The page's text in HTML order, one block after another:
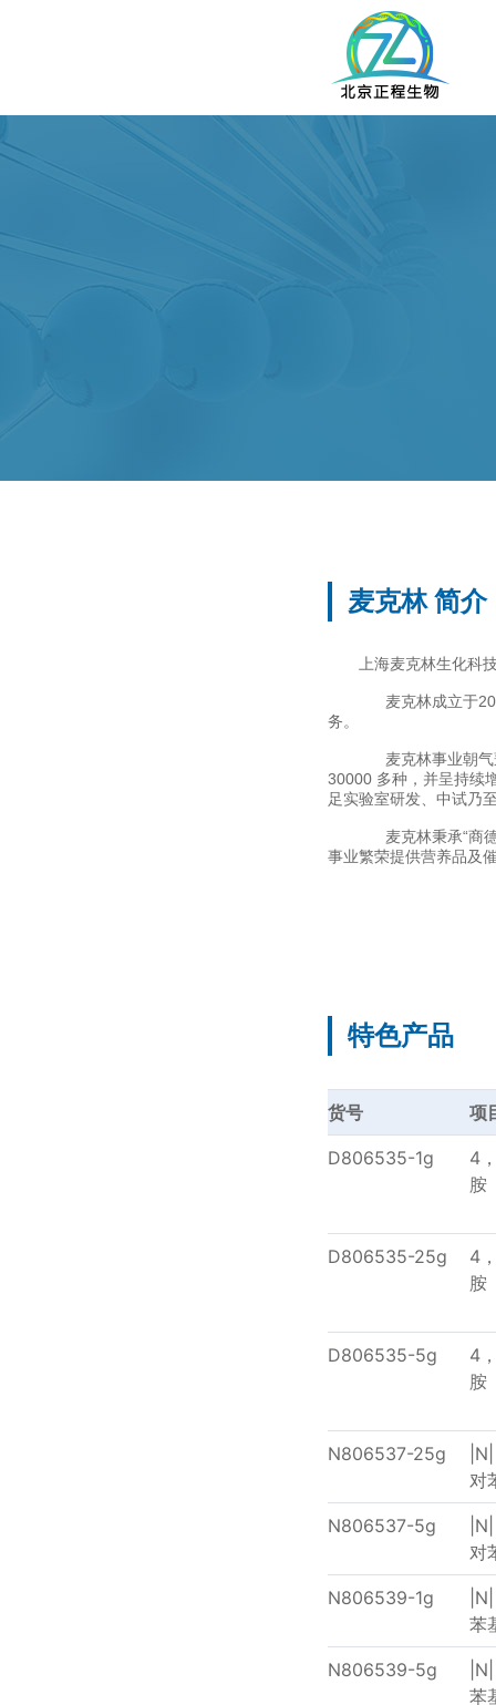
麦克林 简介
上海麦克林生化科
麦克林成立于
务。
麦克林事业朝气
30000 多种，并呈持续
足实验室研发、中试乃
麦克林秉承“商德
事业繁荣提供营养品及
特色产品
货号 项
D806535-1g
4
胺
D806535-25g
4
胺
D806535-5g
4
胺
N806537-25g
对
N806537-5g
对
N806539-1g
苯
N806539-5g
苯